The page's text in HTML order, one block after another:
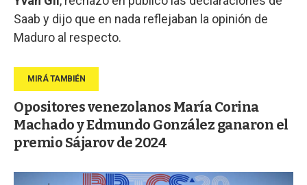
Saab y dijo que en nada reflejaban la opinión de
Maduro al respecto.
Opositores venezolanos María Corina
Machado y Edmundo González ganaron el
premio Sájarov de 2024